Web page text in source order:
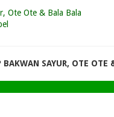
Ote Ote & Bala Bala
BAKWAN SAYUR, OTE